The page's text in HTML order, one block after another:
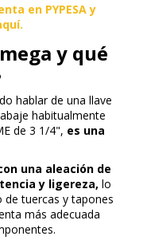
en PYPESA y
y qué
hablar de una llave
habitualmente
de 3 1/4", es una
una aleación de
y ligereza, lo
tuercas y tapones
más adecuada